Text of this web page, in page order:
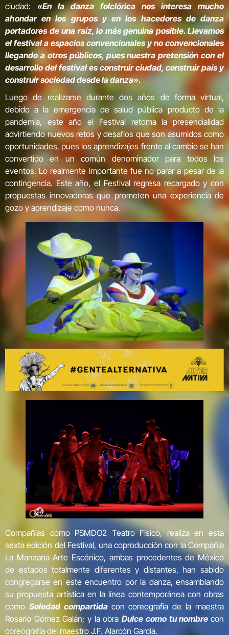
ciudad: «En la danza folclórica nos interesa mucho
ahondar en los grupos y en los hacedores de danza
portadores de una raíz, lo más genuina posible. Llevamos
el festival a espacios convencionales y no convencionales
llegando a otros públicos, pues nuestra pretensión con el
desarrollo del festival es construir ciudad, construir país y
construir sociedad desde la danza».
Luego de realizarse durante dos años de forma virtual,
debido a la emergencia de salud pública producto de la
pandemia, este año el Festival retoma la presencialidad
advirtiendo nuevos retos y desafíos que son asumidos como
oportunidades, pues los aprendizajes frente al cambio se han
convertido en un común denominador para todos los
eventos. Lo realmente importante fue no parar a pesar de la
contingencia. Este año, el Festival regresa recargado y con
propuestas innovadoras que prometen una experiencia de
gozo y aprendizaje como nunca.
Compañías como PSMDO2 Teatro Físico, realiza en esta
sexta edición del Festival, una coproducción con la Compañía
La Manzana Arte Escénico, ambas procedentes de México
de estados totalmente diferentes y distantes, han sabido
congregarse en este encuentro por la danza, ensamblando
su propuesta artística en la línea contemporánea con obras
como Soledad compartida con coreografía de la maestra
Rosario Gómez Galán; y la obraDulce como tu nombrecon
coreografía del maestro J.F. Alarcón García.